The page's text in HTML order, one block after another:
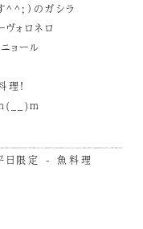
^^;）のガシラ
ォロネロ
ョール
！
日限定 - 魚料理